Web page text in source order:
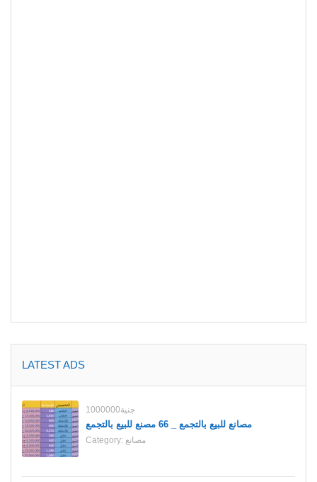
LATEST ADS
1000000جنية
مصانع للبيع بالتجمع _ 66 مصنع للبيع بالتجمع
Category: مصانع